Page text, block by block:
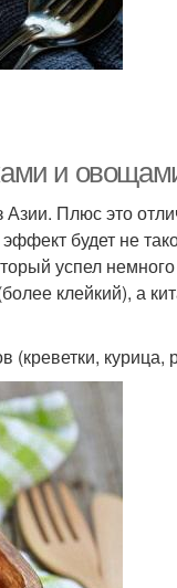
и
Плюс это
будет не
успел немного
клейкий), а
(креветки, курица,